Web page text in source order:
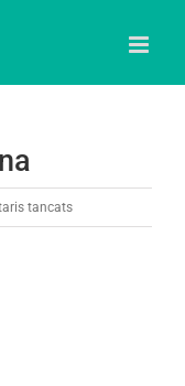
tancatsa